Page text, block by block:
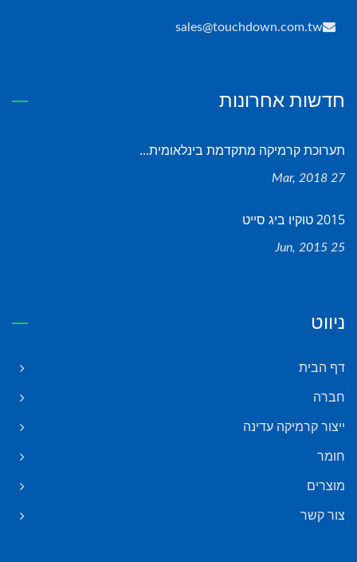
sales@touchdown.com.tw
חדשות אחרונות
תערוכת קרמיקה מתקדמת בינלאומית...
27 Mar, 2018
2015 טוקיו ביג סייט
25 Jun, 2015
ניווט
דף הבית
חברה
ייצור קרמיקה עדינה
חומר
מוצרים
צור קשר